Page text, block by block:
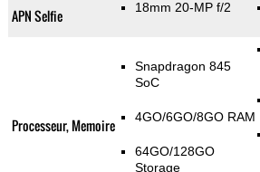
APN Selfie 18mm 20-MP f/2
Processeur, Memoire
Snapdragon 845
SoC
4GO/6GO/8GO RAM
64GO/128GO
Storage